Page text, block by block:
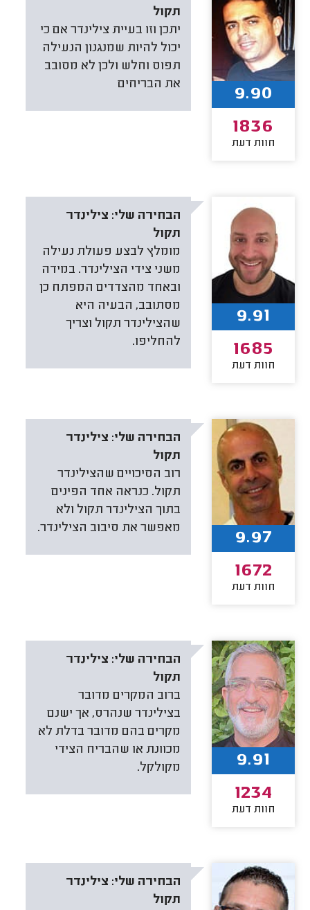
תקול
יתכן וזו בעיית צילינדר אם כי
יכול להיות שמנגנון הנעילה
תפוס וחלש ולכן לא מסובב
את הבריחים
9.90
1836
חוות דעת
הבחירה שלי: צילינדר
תקול
מומלץ לבצע פעולת נעילה
משני צידי הצילינדר. במידה
ובאחד מהצדדים המפתח כן
מסתובב, הבעיה היא
שהצילינדר תקול וצריך
להחליפו.
9.91
1685
חוות דעת
הבחירה שלי: צילינדר
תקול
רוב הסיכויים שהצילינדר
תקול. כנראה אחד הפינים
בתוך הצילינדר תקול ולא
מאפשר את סיבוב הצילינדר.
9.97
1672
חוות דעת
הבחירה שלי: צילינדר
תקול
ברוב המקרים מדובר
בצילינדר שנהרס, אך ישנם
מקרים בהם מדובר בדלת לא
מכוונת או שהבריח הצידי
מקולקל.
9.91
1234
חוות דעת
הבחירה שלי: צילינדר
תקול